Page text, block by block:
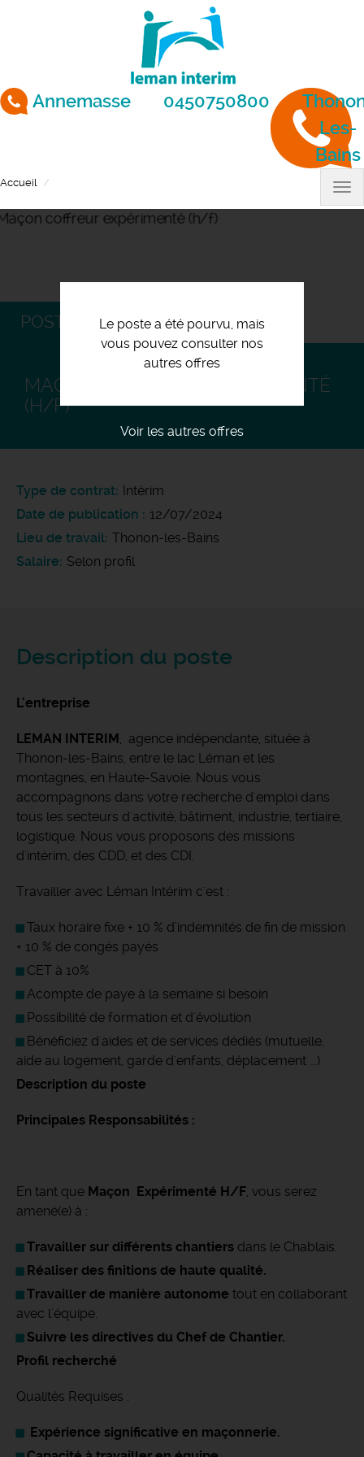
Annemasse 0450750800
Les-
Bains
Accueil
Le poste a été pourvu, mais
vous pouvez consulter nos
autres offres
Voir les autres offres
POSTULEZ
MAÇON COFFREUR EXPÉRIMENTÉ
(H/F)
Type de contrat Intérim
Date de publication
12/07/2024
Lieu de travail Thonon-les-Bains
Salaire Selon profil
Description du poste
L'entreprise
LEMAN INTERIM, agence indépendante, située à
Thonon-les-Bains, entre le lac Léman et les
montagnes, en Haute-Savoie. Nous vous
accompagnons dans votre recherche d'emploi dans
tous les secteurs d'activité, bâtiment, industrie, tertiaire,
logistique. Nous vous proposons des missions
d'intérim, des CDD, et des CDI.
Travailler avec Léman Intérim c'est :
Taux horaire fixe + 10 % d’indemnités de fin de mission
+ 10 % de congés payés
CET à 10%
Acompte de paye à la semaine si besoin
Possibilité de formation et d'évolution
Bénéficiez d'aides et de services dédiés (mutuelle,
aide au logement, garde d'enfants, déplacement ...)
Description du poste
Principales Responsabilités :
En tant que Maçon Expérimenté H/F, vous serez
amené(e) à :
Travailler sur différents chantiers dans le Chablais.
Réaliser des finitions de haute qualité.
Travailler de manière autonome tout en collaborant
avec l'équipe.
Suivre les directives du Chef de Chantier.
Profil recherché
Qualités Requises :
Expérience significative en maçonnerie.